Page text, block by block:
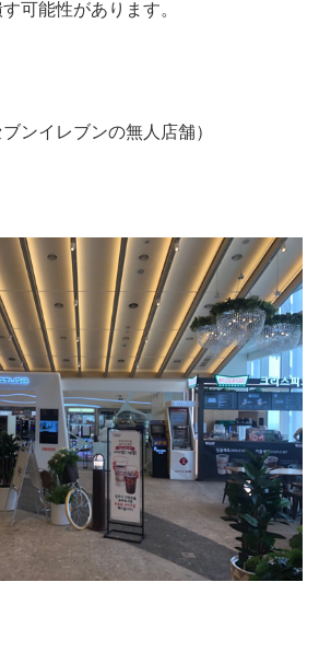
可能性があります。
ンイレブンの無人店舗）